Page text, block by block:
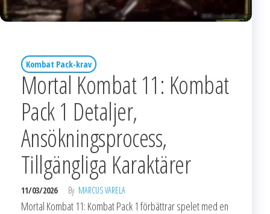
Kombat Pack-krav
Mortal Kombat 11: Kombat
Pack 1 Detaljer,
Ansökningsprocess,
Tillgängliga Karaktärer
11/03/2026 By MARCUS VARELA
Mortal Kombat 11: Kombat Pack 1 förbättrar spelet med en